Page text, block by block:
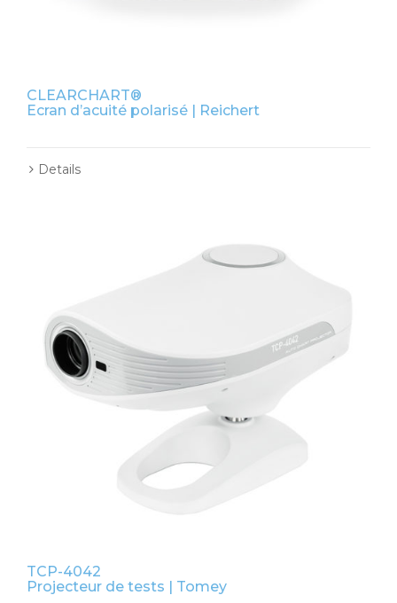
CLEARCHART®
Ecran d’acuité polarisé | Reichert
Details
TCP-4042
Projecteur de tests | Tomey